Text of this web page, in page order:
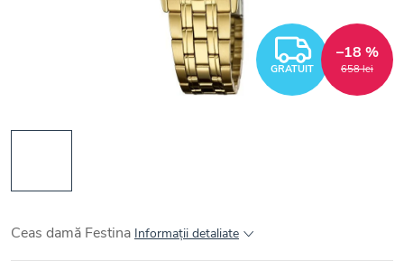
GRATUIT 658 lei
–18 %
Ceas damă Festina Informaţii detaliate